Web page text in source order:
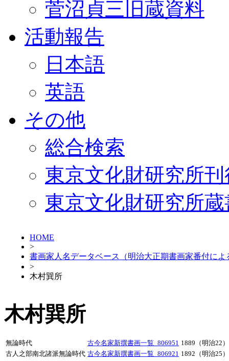
菅沼貞三旧蔵資料
活動報告
日本語
英語
その他
総合検索
東京文化財研究所
東京文化財研究所
HOME
>
書画家人名データベース（明治大正期書画家番付によ
>
木村巽所
木村巽所
無論時代 古今名家新撰書画一覧_806951 1889（明治22）
古人之部南北諸派無論時代 古今名家新撰書画一覧_806921 1892（明治25）